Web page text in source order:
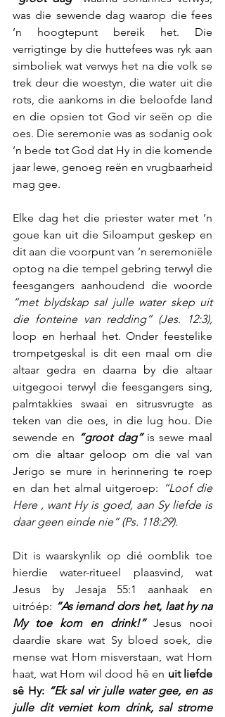
was die sewende dag waarop die fees
’n hoogtepunt bereik het. Die
verrigtinge by die huttefees was ryk aan
simboliek wat verwys het na die volk se
trek deur die woestyn, die water uit die
rots, die aankoms in die beloofde land
en die opsien tot God vir seën op die
oes. Die seremonie was as sodanig ook
’n bede tot God dat Hy in die komende
jaar lewe, genoeg reën en vrugbaarheid
mag gee.
Elke dag het die priester water met ’n
goue kan uit die Siloamput geskep en
dit aan die voorpunt van ’n seremoniële
optog na die tempel gebring terwyl die
“met blydskap sal julle water skep uit
die fonteine van redding” (Jes. 12:3),
loop en herhaal het. Onder feestelike
trompetgeskal is dit een maal om die
altaar gedra en daarna by die altaar
uitgegooi terwyl die feesgangers sing,
palmtakkies swaai en sitrusvrugte as
teken van die oes, in die lug hou. Die
sewende en “groot dag” is sewe maal
om die altaar geloop om die val van
Jerigo se mure in herinnering te roep
en dan het almal uitgeroep: “Loof die
Here , want Hy is goed, aan Sy liefde is
daar geen einde nie” (Ps. 118:29).
Dit is waarskynlik op dié oomblik toe
hierdie water-ritueel plaasvind, wat
Jesus by Jesaja 55:1 aanhaak en
uitróép: “As iemand dors het, laat hy na
My toe kom en drink!” Jesus nooi
daardie skare wat Sy bloed soek, die
mense wat Hom misverstaan, wat Hom
haat, wat Hom wil dood hê en uit liefde
sê Hy: “Ek sal vir julle water gee, en as
julle dit verniet kom drink, sal strome